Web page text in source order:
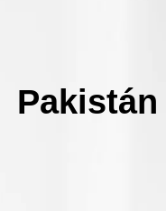
Pakistán